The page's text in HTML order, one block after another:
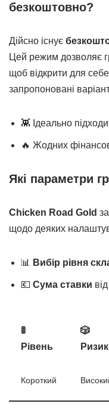
безкоштовно?
Дійсно існує
Цей режим дозволяє
щоб відкрити для себе
запропоновані
👾 Ідеально
🔥 Жодних
Які параметри
Chicken Road Gold
щодо деяких
📊 Вибір рівня
💶 Сума ставки
🚦
Рівень
🎲
Ризик
Короткий